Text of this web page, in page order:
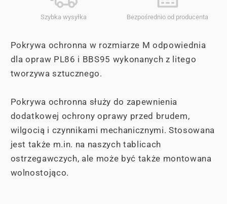
Szybka wysyłka Bezpośrednio od producenta
Pokrywa ochronna w rozmiarze M odpowiednia
dla opraw PL86 i BBS95 wykonanych z litego
tworzywa sztucznego.
Pokrywa ochronna służy do zapewnienia
dodatkowej ochrony oprawy przed brudem,
wilgocią i czynnikami mechanicznymi. Stosowana
jest także m.in. na naszych tablicach
ostrzegawczych, ale może być także montowana
wolnostojąco.